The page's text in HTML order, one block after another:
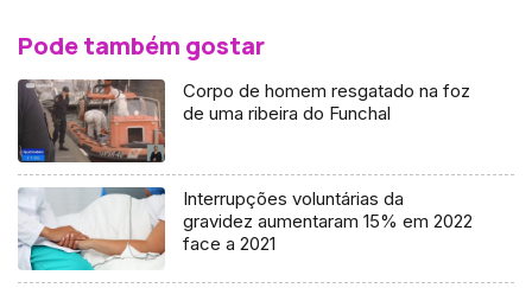
Pode também gostar
Corpo de homem resgatado na foz
de uma ribeira do Funchal
Interrupções voluntárias da
gravidez aumentaram 15% em 2022
face a 2021